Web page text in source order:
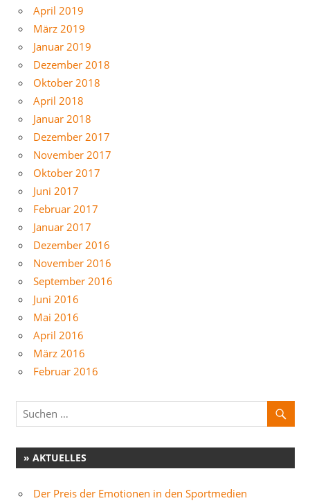
April 2019
März 2019
Januar 2019
Dezember 2018
Oktober 2018
April 2018
Januar 2018
Dezember 2017
November 2017
Oktober 2017
Juni 2017
Februar 2017
Januar 2017
Dezember 2016
November 2016
September 2016
Juni 2016
Mai 2016
April 2016
März 2016
Februar 2016
» AKTUELLES
Der Preis der Emotionen in den Sportmedien